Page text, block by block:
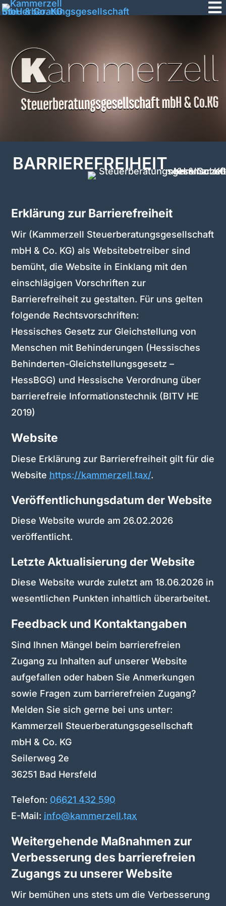

BARRIEREFREIHEIT
Erklärung zur Barrierefreiheit
Wir (Kammerzell Steuerberatungsgesellschaft
mbH & Co. KG) als Websitebetreiber sind
bemüht, die Website in Einklang mit den
einschlägigen Vorschriften zur
Barrierefreiheit zu gestalten. Für uns gelten
folgende Rechtsvorschriften:
Hessisches Gesetz zur Gleichstellung von
Menschen mit Behinderungen (Hessisches
Behinderten-Gleichstellungsgesetz –
HessBGG) und Hessische Verordnung über
barrierefreie Informationstechnik (BITV HE
2019)
Website
Diese Erklärung zur Barrierefreiheit gilt für die
Website https://kammerzell.tax/.
Veröffentlichungsdatum der Website
Diese Website wurde am 26.02.2026
veröffentlicht.
Letzte Aktualisierung der Website
Diese Website wurde zuletzt am 18.06.2026 in
wesentlichen Punkten inhaltlich überarbeitet.
Feedback und Kontaktangaben
Sind Ihnen Mängel beim barrierefreien
Zugang zu Inhalten auf unserer Website
aufgefallen oder haben Sie Anmerkungen
sowie Fragen zum barrierefreien Zugang?
Melden Sie sich gerne bei uns unter:
Kammerzell Steuerberatungsgesellschaft
mbH & Co. KG
Seilerweg 2e
36251 Bad Hersfeld
Telefon: 06621 432 590
E-Mail: info@kammerzell.tax
Weitergehende Maßnahmen zur
Verbesserung des barrierefreien
Zugangs zu unserer Website
Wir bemühen uns stets um die Verbesserung